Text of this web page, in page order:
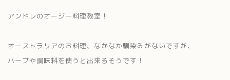
アンドレのオージー料理教室！
オーストラリアのお料理、なかなか馴染みがないですが、
ハーブや調味料を使うと出来るそうです！